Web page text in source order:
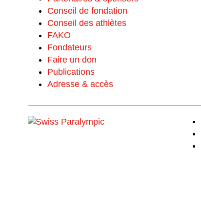
Conseil de fondation
Conseil des athlètes
FAKO
Fondateurs
Faire un don
Publications
Adresse & accès